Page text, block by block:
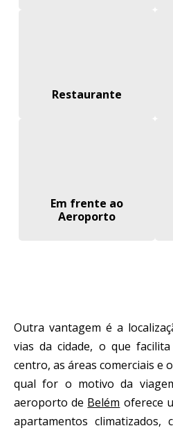
Restaurante
Em frente ao
Aeroporto
Outra vantagem é a
vias da cidade, o que
centro, as áreas comerciais e
qual for o motivo da
aeroporto de Belém oferece
apartamentos climatizados,